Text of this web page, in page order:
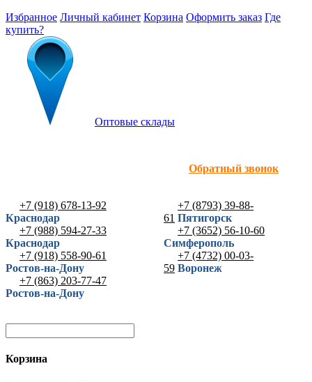
Избранное Личный кабинет Корзина Оформить заказ Где
купить?
Оптовые склады
Обратный звонок
+7 (918) 678-13-92
Краснодар
+7 (988) 594-27-33
Краснодар
+7 (918) 558-90-61
Ростов-на-Дону
+7 (863) 203-77-47
Ростов-на-Дону
+7 (8793) 39-88-
61 Пятигорск
+7 (3652) 56-10-60
Симферополь
+7 (4732) 00-03-
59 Воронеж
Корзина